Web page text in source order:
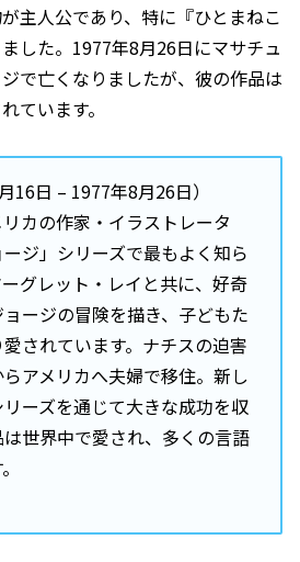
主人公であり、特に『ひとまねこ
した。1977年8月26日にマサチュ
で亡くなりましたが、彼の作品は
ています。
16日 – 1977年8月26日）
カの作家・イラストレータ
ジ」シリーズで最もよく知ら
グレット・レイと共に、好奇
ージの冒険を描き、子どもた
されています。ナチスの迫害
アメリカへ夫婦で移住。新し
ーズを通じて大きな成功を収
世界中で愛され、多くの言語